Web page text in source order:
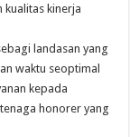
kualitas kinerja
landasan yang
waktu seoptimal
kepada
honorer yang